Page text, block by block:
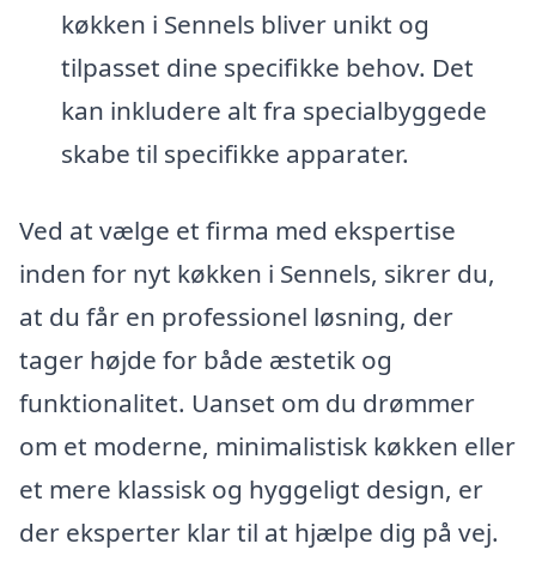
køkken i Sennels bliver unikt og
tilpasset dine specifikke behov. Det
kan inkludere alt fra specialbyggede
skabe til specifikke apparater.
Ved at vælge et firma med ekspertise
inden for nyt køkken i Sennels, sikrer du,
at du får en professionel løsning, der
tager højde for både æstetik og
funktionalitet. Uanset om du drømmer
om et moderne, minimalistisk køkken eller
et mere klassisk og hyggeligt design, er
der eksperter klar til at hjælpe dig på vej.